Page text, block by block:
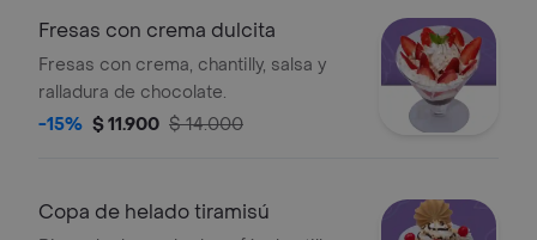
Fresas con crema dulcita
Fresas con crema, chantilly, salsa y
ralladura de chocolate.
-15% $ 11.900 $ 14.000
Copa de helado tiramisú